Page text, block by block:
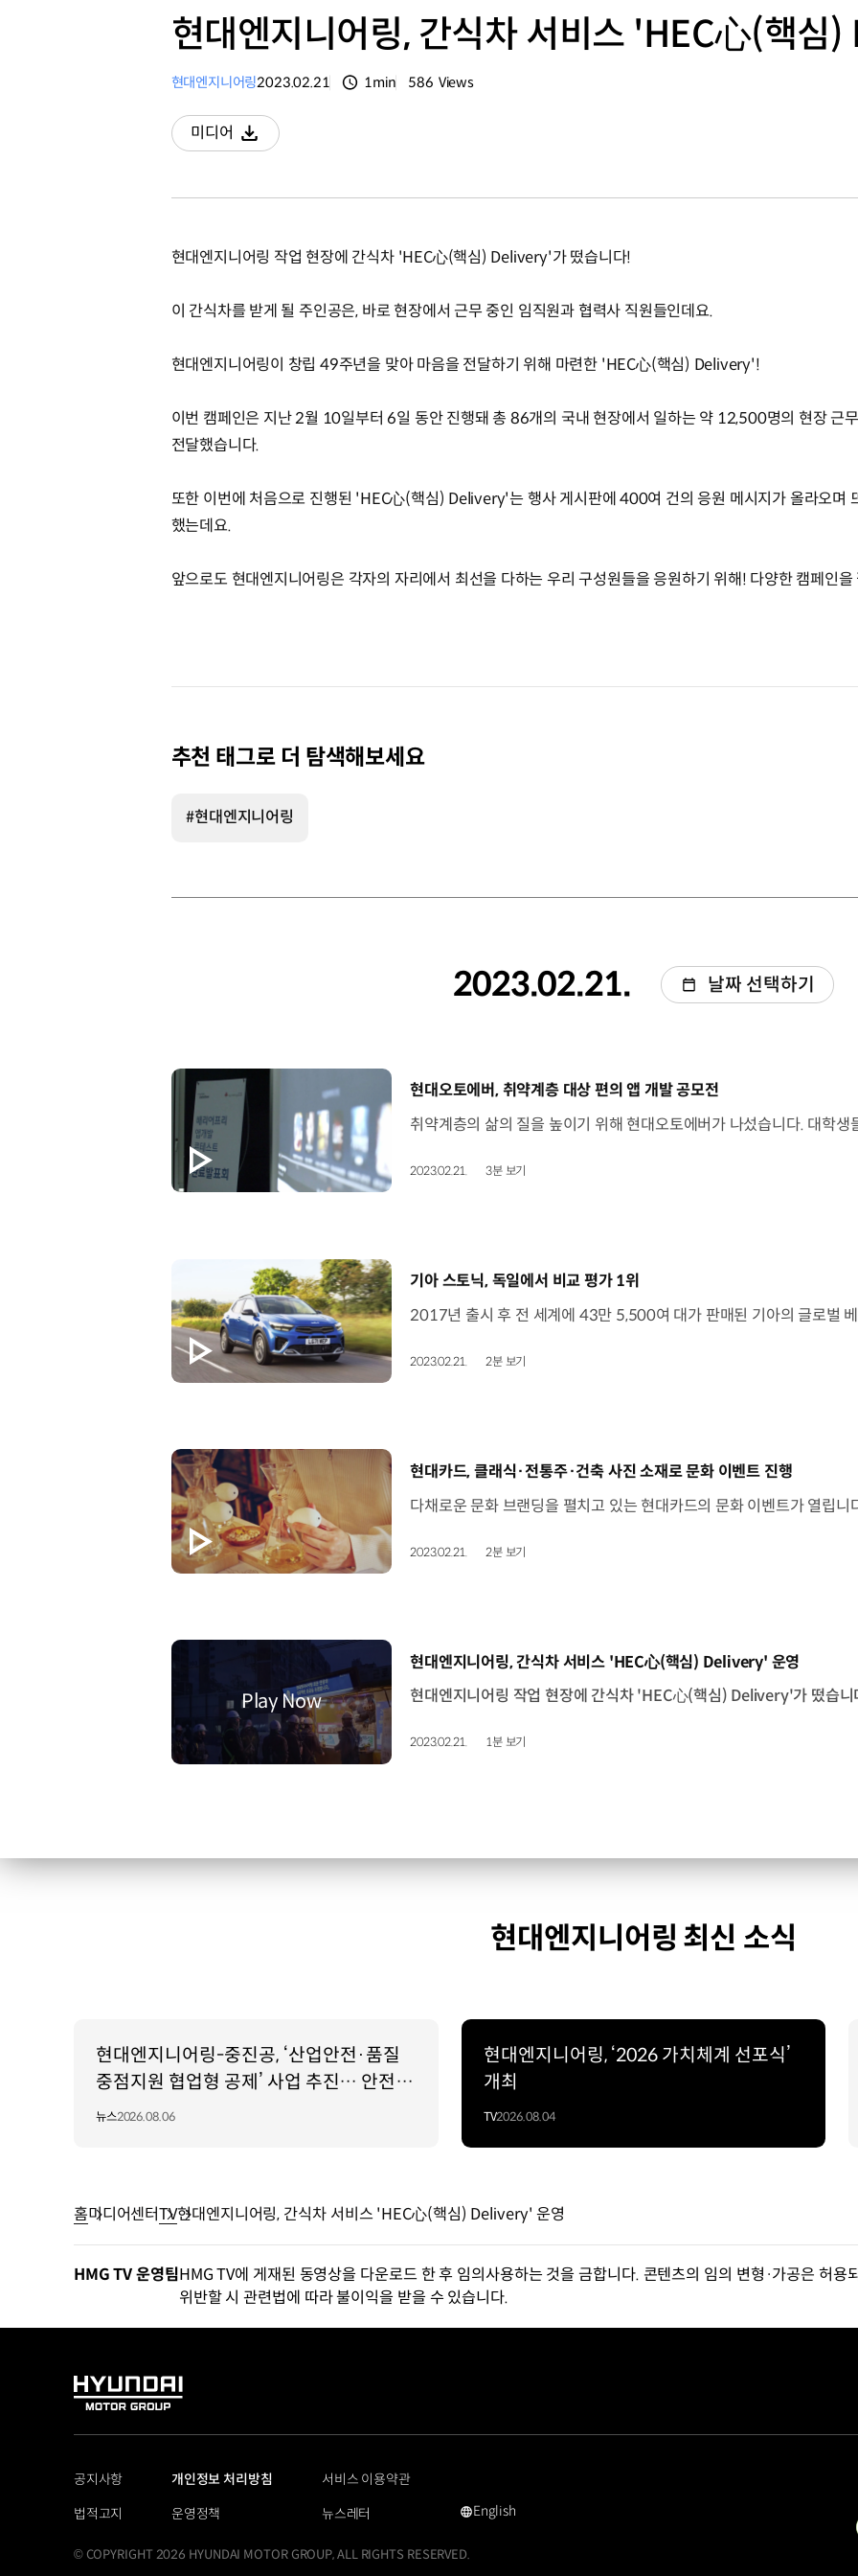
현대엔지니어링, 간식차 서비스 'HEC心(핵
현대엔지니어링2023.02.21 1min 586 Views
미디어
다운로드
현대엔지니어링 작업 현장에 간식차 'HEC心(핵심) Delivery'가 떴습니다!
이 간식차를 받게 될 주인공은, 바로 현장에서 근무 중인 임직원과 협력사 직원들인데요.
현대엔지니어링이 창립 49주년을 맞아 마음을 전달하기 위해 마련한 'HEC心(핵심) Delivery'!
이번 캠페인은 지난 2월 10일부터 6일 동안 진행돼 총 86개의 국내 현장에서 일하는 약 12,500명의 현장 근
전달했습니다.
또한 이번에 처음으로 진행된 'HEC心(핵심) Delivery'는 행사 게시판에 400여 건의 응원 메시지가 올라오며
했는데요.
앞으로도 현대엔지니어링은 각자의 자리에서 최선을 다하는 우리 구성원들을 응원하기 위해! 다양한 캠페인
추천 태그로 더 탐색해보세요
#현대엔지니어링
2023.02.21. 날짜 선택하기
[동영상]
현대오토에버, 취약계층 대상 편의 앱 개발 공모전
2023.02.21. 3분 보기
[동영상]
기아 스토닉, 독일에서 비교 평가 1위
2023.02.21. 2분 보기
[동영상]
현대카드, 클래식·전통주·건축 사진 소재로 문화 이벤트 진행
2023.02.21. 2분 보기
[동영상]
현대엔지니어링, 간식차 서비스 'HEC心(핵심) Delivery' 운영
2023.02.21. 1분 보기
현대엔지니어링 최신 소식
현대엔지니어링-중진공, ‘산업안전·품질
중점지원 협업형 공제’ 사업 추진… 안전·
품질 인재 육성 지원
뉴스2026.08.06
현대엔지니어링, ‘2026 가치체계 선포식’
개최
TV2026.08.04
홈미디어센터TV현대엔지니어링, 간식차 서비스 'HEC心(핵심) Delivery' 운영
HMG TV 운영팀HMG TV에 게재된 동영상을 다운로드 한 후 임의사용하는 것을 금합니다. 콘텐츠의 임의 변형·가공은 허
위반할 시 관련법에 따라 불이익을 받을 수 있습니다.
HYUNDAI
GROUP
공지사항 개인정보 처리방침
서비스 이용약관
법적고지
운영정책 뉴스레터
영문
이동
English
© COPYRIGHT 2026 HYUNDAI MOTOR GROUP, ALL RIGHTS RESERVED.